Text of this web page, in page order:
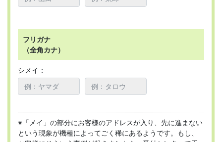
フリガナ
（全角カナ）
シメイ：
※「メイ」の部分にお客様のアドレスが入り、先に進まない
という現象が機種によってごく稀にあるようです。もし、